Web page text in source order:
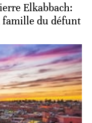
Elkabbach:
famille du défunt